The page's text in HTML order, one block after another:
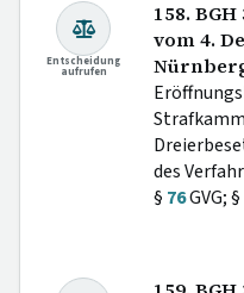
Entscheidung
aufrufen
158.
vom 4.
des
§ 76GVG; §